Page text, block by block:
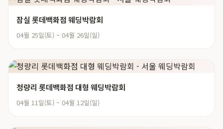
잠실 롯데백화점 웨딩박람회
04월 25일(토) ~ 04월 26일(일)
청량리 롯데백화점 대형 웨딩박람회
04월 11일(토) ~ 04월 12일(일)